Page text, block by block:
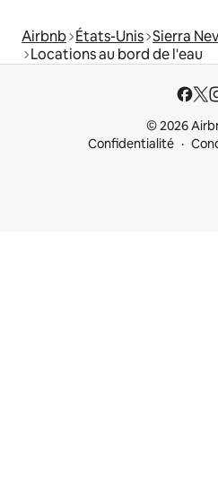
Airbnb États-Unis Sierra
Locations au bord de l'eau
© 2026
Confidentialité